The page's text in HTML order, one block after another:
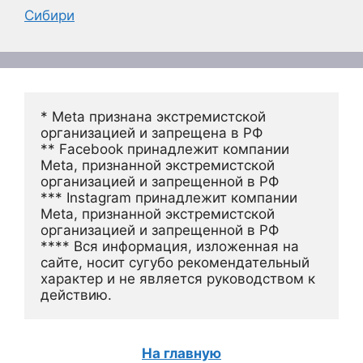
Сибири
* Meta признана экстремистской
организацией и запрещена в РФ
** Facebook принадлежит компании
Meta, признанной экстремистской
организацией и запрещенной в РФ
*** Instagram принадлежит компании
Meta, признанной экстремистской
организацией и запрещенной в РФ
**** Вся информация, изложенная на
сайте, носит сугубо рекомендательный
характер и не является руководством к
действию.
На главную